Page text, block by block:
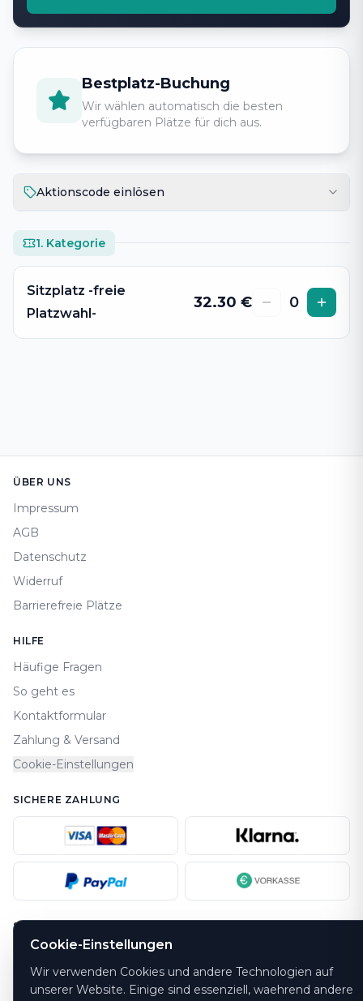
Bestplatz-Buchung
Wir wählen automatisch die besten
verfügbaren Plätze für dich aus.
Aktionscode einlösen
1. Kategorie
Sitzplatz -freie
Platzwahl-
32.30 € 0
ÜBER UNS
Impressum
AGB
Datenschutz
Widerruf
Barrierefreie Plätze
HILFE
Häufige Fragen
So geht es
Kontaktformular
Zahlung & Versand
Cookie-Einstellungen
SICHERE ZAHLUNG
SICHERHEIT
Cookie-Einstellungen
Wir verwenden Cookies und andere Technologien auf
unserer Website. Einige sind essenziell, waehrend andere